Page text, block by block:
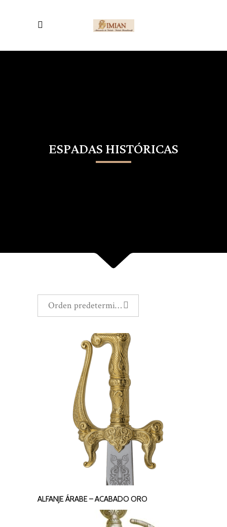
ESPADAS HISTÓRICAS
Orden predeterminado
LEER MÁS
ALFANJE ÁRABE – ACABADO ORO